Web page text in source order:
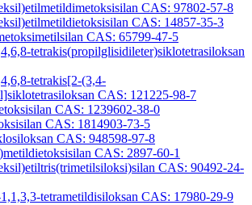
CAS: 97802-57-8
CAS: 14857-35-3
CAS: 65799-47-5
tetrakis(propilglisidileter)siklotetrasiloksan
tetrakis[2-(3,4-
CAS: 121225-98-7
CAS: 1239602-38-0
CAS: 1814903-73-5
CAS: 948598-97-8
CAS: 2897-60-1
CAS: 90492-24-
tetrametildisiloksan CAS: 17980-29-9